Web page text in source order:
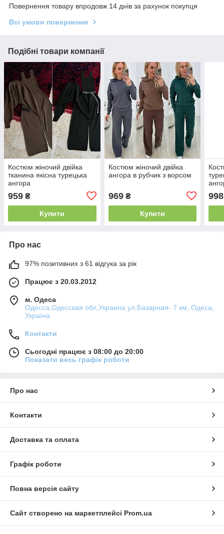
Повернення товару впродовж 14 днів за рахунок покупця
Всі умови повернення
Подібні товари компанії
Костюм жіночий двійка
тканина якісна турецька
ангора
959 ₴
Купити
Костюм жіночий двійка
ангора в рубчик з ворсом
969₴
Купити
998
Про нас
97% позитивних з 61 відгука за рік
Працює з 20.03.2012
м. Одеса
Одесса,Одесская обл,Украина ул.Базарная- 7 км, Одеса,
Україна
Контакти
Сьогодні працює з 08:00 до 20:00
Показати весь графік роботи
Про нас
Контакти
Доставка та оплата
Графік роботи
Повна версія сайту
Сайт створено на маркетплейсі Prom.ua